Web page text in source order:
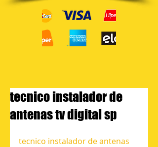
tecnico instalador de
antenas tv digital sp
tecnico instalador de antenas